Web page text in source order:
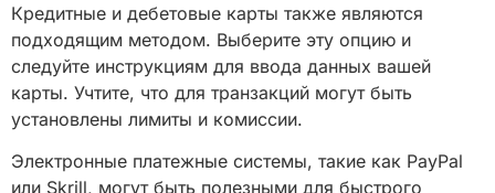
Кредитные и дебетовые карты также являются
подходящим методом. Выберите эту опцию и
следуйте инструкциям для ввода данных вашей
карты. Учтите, что для транзакций могут быть
установлены лимиты и комиссии.
Электронные платежные системы, такие как PayPal
или Skrill, могут быть полезными для быстрого